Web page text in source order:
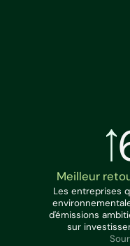
Meilleur
Les entreprises
d'émissions
sur